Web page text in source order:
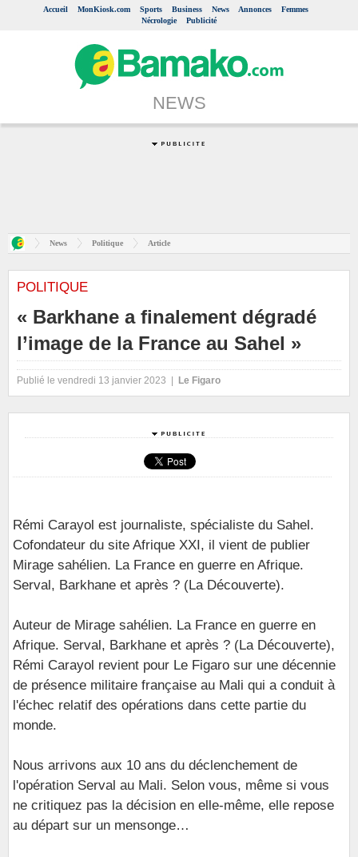
Accueil MonKiosk.com Sports Business News Annonces
Femmes
Nécrologie
Publicité
NEWS
News Politique Article
POLITIQUE
« Barkhane a finalement dégradé
l’image de la France au Sahel »
Publié le vendredi 13 janvier 2023 | Le Figaro
Rémi Carayol est journaliste, spécialiste du Sahel.
Cofondateur du site Afrique XXI, il vient de publier
Mirage sahélien. La France en guerre en Afrique.
Serval, Barkhane et après ? (La Découverte).
Auteur de Mirage sahélien. La France en guerre en
Afrique. Serval, Barkhane et après ? (La Découverte),
Rémi Carayol revient pour Le Figaro sur une décennie
de présence militaire française au Mali qui a conduit à
l'échec relatif des opérations dans cette partie du
monde.
Nous arrivons aux 10 ans du déclenchement de
l'opération Serval au Mali. Selon vous, même si vous
ne critiquez pas la décision en elle-même, elle repose
au départ sur un mensonge…